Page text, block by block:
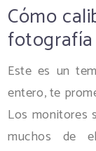
Cómo
fotografía
Este es un
entero, te
Los monitores
muchos de